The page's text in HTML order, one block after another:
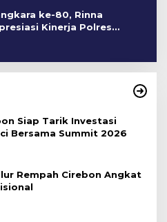
ke-80, Rinna
Kinerja Polres
Siap Tarik Investasi
Bersama Summit 2026
Rempah Cirebon Angkat